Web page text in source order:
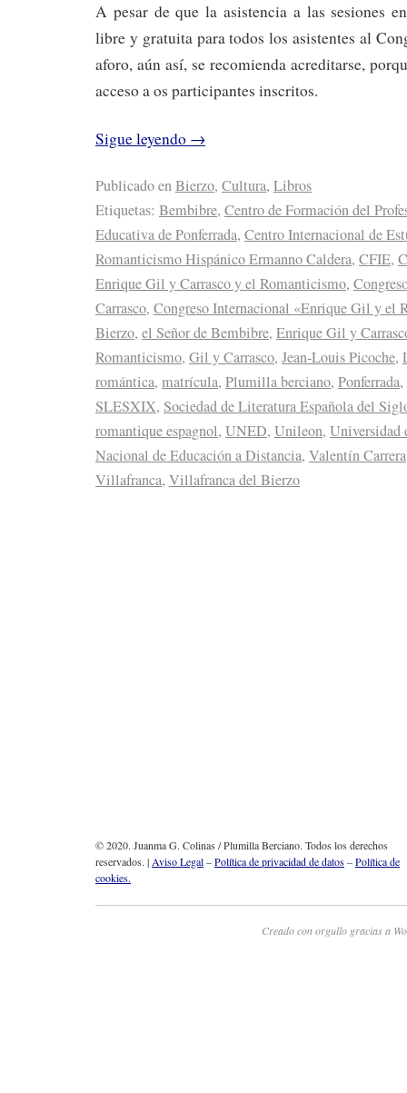
A pesar de que la asistencia a las sesiones
libre y gratuita para todos los asistentes al
aforo, aún así, se recomienda acreditarse,
acceso a os participantes inscritos.
Sigue leyendo →
Publicado enBierzo, Cultura, Libros
Etiquetas: Bembibre, Centro de Formación del
Educativa de Ponferrada, Centro Internacional de
Romanticismo Hispánico Ermanno Caldera, CFIE,
Enrique Gil y Carrasco y el Romanticismo,
Carrasco, Congreso Internacional «Enrique Gil y el
Bierzo, el Señor de Bembibre, Enrique Gil y
Romanticismo, Gil y Carrasco, Jean-Louis Picoche,
romántica, matrícula, Plumilla berciano, Ponferrada,
SLESXIX, Sociedad de Literatura Española del
romantique espagnol, UNED, Unileon, Universidad
Nacional de Educación a Distancia, Valentín Carrera
Villafranca, Villafranca del Bierzo
© 2020. Juanma G. Colinas / Plumilla Berciano. Todos los derechos
reservados. |Aviso Legal–Política de privacidad de datos–Política de
cookies.
Creado con orgullo gracias a